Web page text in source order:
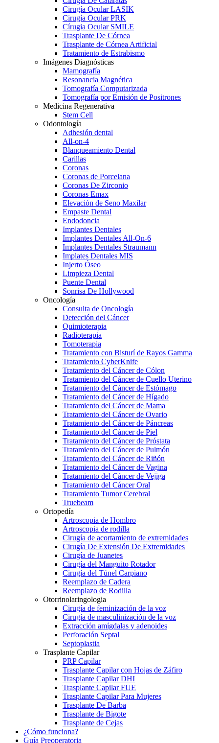
Cirugía Ocular LASIK
Cirugía Ocular PRK
Círugia Ocular SMILE
Trasplante De Córnea
Trasplante de Córnea Artificial
Tratamiento de Estrabismo
Imágenes Diagnósticas
Mamografía
Resonancia Magnética
Tomografía Computarizada
Tomografía por Emisión de Positrones
Medicina Regenerativa
Stem Cell
Odontología
Adhesión dental
All-on-4
Blanqueamiento Dental
Carillas
Coronas
Coronas de Porcelana
Coronas De Zirconio
Coronas Emax
Elevación de Seno Maxilar
Empaste Dental
Endodoncia
Implantes Dentales
Implantes Dentales All-On-6
Implantes Dentales Straumann
Implates Dentales MIS
Injerto Óseo
Limpieza Dental
Puente Dental
Sonrisa De Hollywood
Oncología
Consulta de Oncología
Detección del Cáncer
Quimioterapia
Radioterapia
Tomoterapia
Tratamiento con Bisturí de Rayos Gamma
Tratamiento CyberKnife
Tratamiento del Cáncer de Cólon
Tratamiento del Cáncer de Cuello Uterino
Tratamiento del Cáncer de Estómago
Tratamiento del Cáncer de Hígado
Tratamiento del Cáncer de Mama
Tratamiento del Cáncer de Ovario
Tratamiento del Cáncer de Páncreas
Tratamiento del Cáncer de Piel
Tratamiento del Cáncer de Próstata
Tratamiento del Cáncer de Pulmón
Tratamiento del Cáncer de Riñón
Tratamiento del Cáncer de Vagina
Tratamiento del Cáncer de Vejiga
Tratamiento del Cáncer Oral
Tratamiento Tumor Cerebral
Truebeam
Ortopedía
Artroscopia de Hombro
Artroscopia de rodilla
Cirugía de acortamiento de extremidades
Cirugía De Extensión De Extremidades
Cirugía de Juanetes
Cirugía del Manguito Rotador
Cirugía del Túnel Carpiano
Reemplazo de Cadera
Reemplazo de Rodilla
Otorrinolaringologia
Cirugía de feminización de la voz
Cirugía de masculinización de la voz
Extracción amígdalas y adenoides
Perforación Septal
Septoplastia
Trasplante Capilar
PRP Capilar
Trasplante Capilar con Hojas de Záfiro
Trasplante Capilar DHI
Trasplante Capilar FUE
Trasplante Capilar Para Mujeres
Trasplante De Barba
Trasplante de Bigote
Trasplante de Cejas
¿Cómo funciona?
Guía Preoperatoria